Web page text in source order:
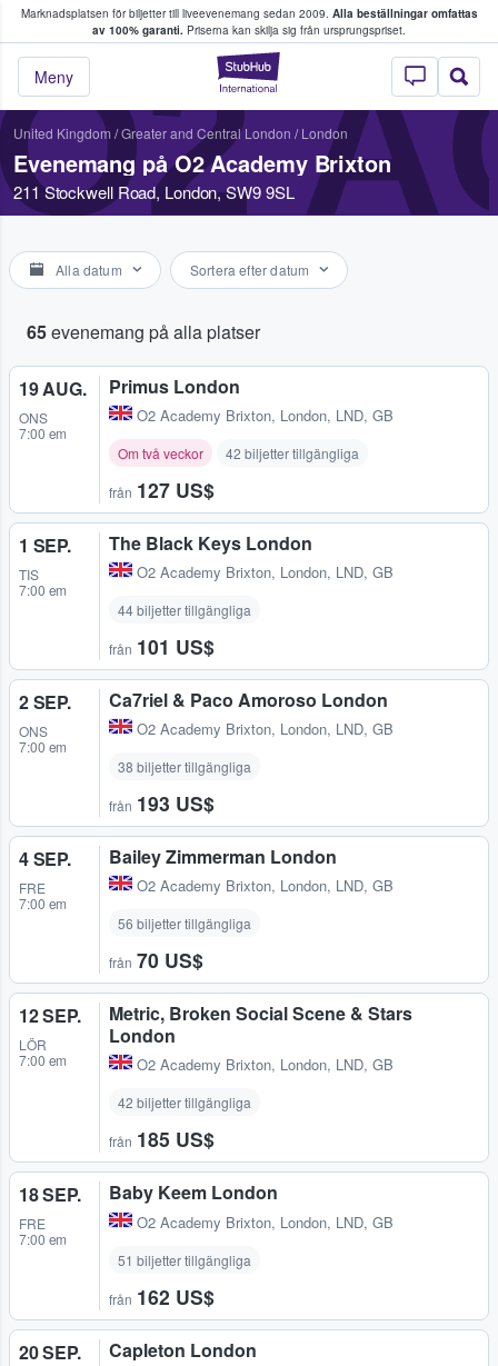
Marknadsplatsen för biljetter till liveevenemang sedan 2009. Alla beställningar omfattas
av 100% garanti. Priserna kan skilja sig från ursprungspriset.
StubHub – där
Meny
köper och säljer biljetter.
United Kingdom /Greater and Central London / London
Evenemang på O2 Academy Brixton
211 Stockwell Road, London, SW9 9SL
Alla datum Sortera efter datum
65evenemang på alla platser
19 AUG.
ONS
7:00 em
Primus London
O2 Academy Brixton, London, LND, GB
Om två veckor 42 biljetter tillgängliga
från 127 US$
1 SEP.
TIS
7:00 em
The Black Keys London
O2 Academy Brixton, London, LND, GB
44 biljetter tillgängliga
från 101 US$
2 SEP.
ONS
7:00 em
Ca7riel & Paco Amoroso London
O2 Academy Brixton, London, LND, GB
38 biljetter tillgängliga
från 193 US$
4 SEP.
FRE
7:00 em
Bailey Zimmerman London
O2 Academy Brixton, London, LND, GB
56 biljetter tillgängliga
från 70 US$
12 SEP.
LÖR
7:00 em
Metric, Broken Social Scene & Stars
London
O2 Academy Brixton, London, LND, GB
42 biljetter tillgängliga
från 185 US$
18 SEP.
FRE
7:00 em
Baby Keem London
O2 Academy Brixton, London, LND, GB
51 biljetter tillgängliga
från 162 US$
20 SEP. Capleton London